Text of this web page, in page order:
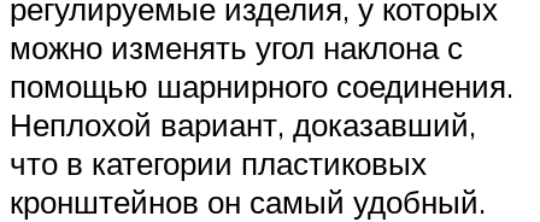
регулируемые изделия, у которых
можно изменять угол наклона с
помощью шарнирного соединения.
Неплохой вариант, доказавший,
что в категории пластиковых
кронштейнов он самый удобный.